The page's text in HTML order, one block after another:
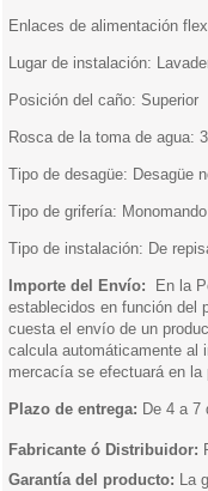
Enlaces de alimentación
Lugar de instalación:
Posición del caño: Superior
Rosca de la toma de agua:
Tipo de desagüe: Desagüe
Tipo de grifería: Monomando
Tipo de instalación: De
Importe del Envío:
En la
establecidos en función del
cuesta el envío de un
calcula automáticamente al
mercacía se efectuará en la
Plazo de entrega: De 4 a 7
Fabricante ó Distribuidor:
Garantía del producto: La